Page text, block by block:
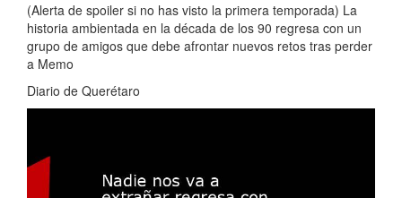
(Alerta de spoiler si no has visto la primera temporada) La
historia ambientada en la década de los 90 regresa con un
grupo de amigos que debe afrontar nuevos retos tras perder
a Memo
Diario de Querétaro